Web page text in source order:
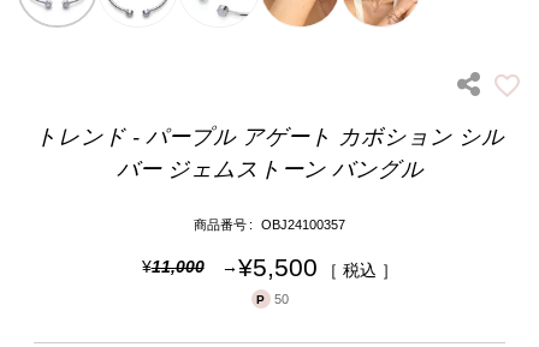
トレンド - パープル アゲート カボション シル
バー ジェムストーン バングル
商品番号 OBJ24100357
¥11,000 ¥5,500 税込
50